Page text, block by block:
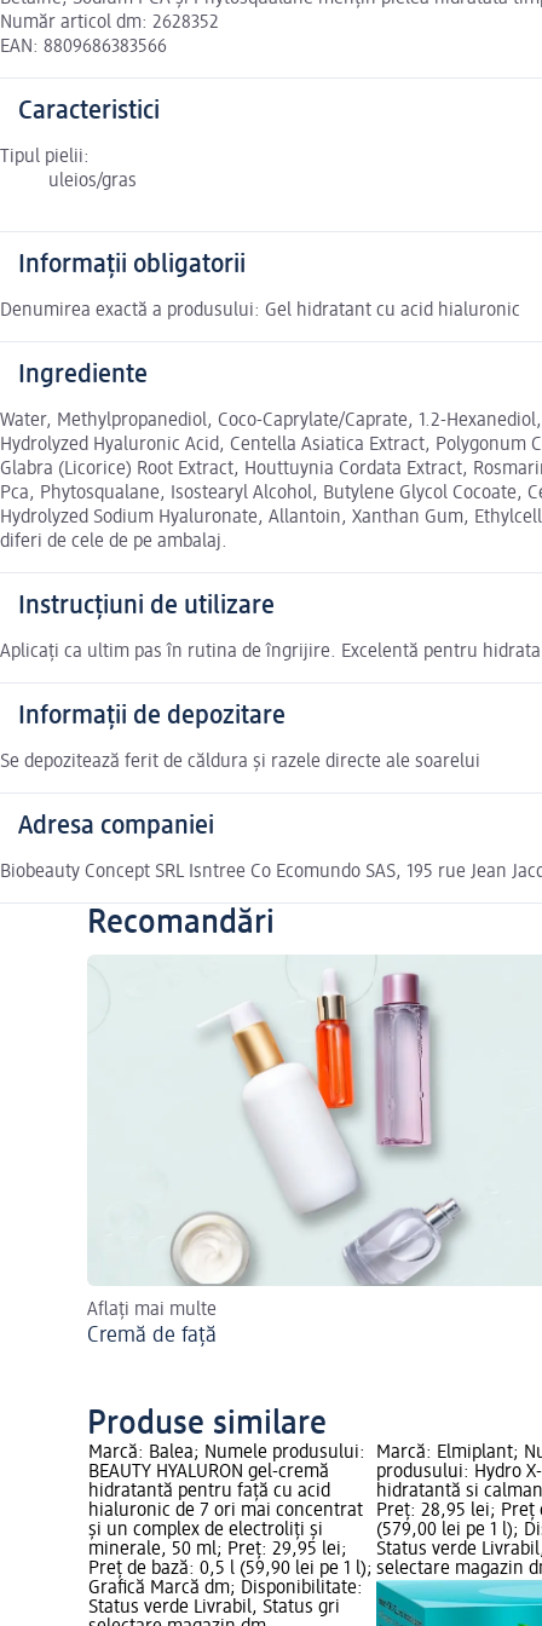
Număr articol dm: 2628352
EAN: 8809686383566
Caracteristici
Tipul pielii:
uleios/gras
Informații obligatorii
Denumirea exactă a produsului: Gel hidratant cu acid hialuronic
Ingrediente
Water, Methylpropanediol, Coco-Caprylate/Caprate, 1.2-
Hydrolyzed Hyaluronic Acid, Centella Asiatica Extract,
Glabra (Licorice) Root Extract, Houttuynia Cordata Extract,
Pca, Phytosqualane, Isostearyl Alcohol, Butylene Glycol Cocoate,
Hydrolyzed Sodium Hyaluronate, Allantoin, Xanthan Gum,
diferi de cele de pe ambalaj.
Instrucțiuni de utilizare
Aplicați ca ultim pas în rutina de îngrijire. Excelentă pentru
Informații de depozitare
Se depozitează ferit de căldura și razele directe ale soarelui
Adresa companiei
Biobeauty Concept SRL Isntree Co Ecomundo SAS, 195 rue Jean
Recomandări
Aflați mai multe
Cremă de față
Produse similare
Marcă: Balea; Numele produsului:
BEAUTY HYALURON gel-cremă
hidratantă pentru față cu acid
hialuronic de 7 ori mai concentrat
și un complex de electroliți și
minerale, 50 ml; Preț: 29,95 lei;
Preț de bază: 0,5 l (59,90 lei pe 1 l);
Grafică Marcă dm; Disponibilitate:
Status verde Livrabil, Status gri
Marcă: Elmiplant;
produsului: Hydro
hidratantă si
Preț: 28,95 lei; Preț
(579,00 lei pe 1 l);
Status verde
selectare magazin